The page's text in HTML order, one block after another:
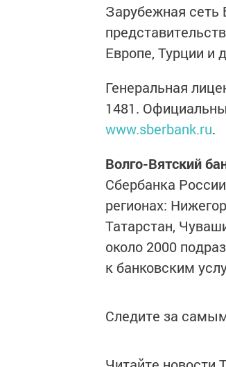
Зарубежная сеть
Европе, Турции и
Генеральная
1481.
www.sberbank.ru.
Волго-Вятский
Сбербанка
регионах:
Татарстан,
около 2000
к банковским
Следите за